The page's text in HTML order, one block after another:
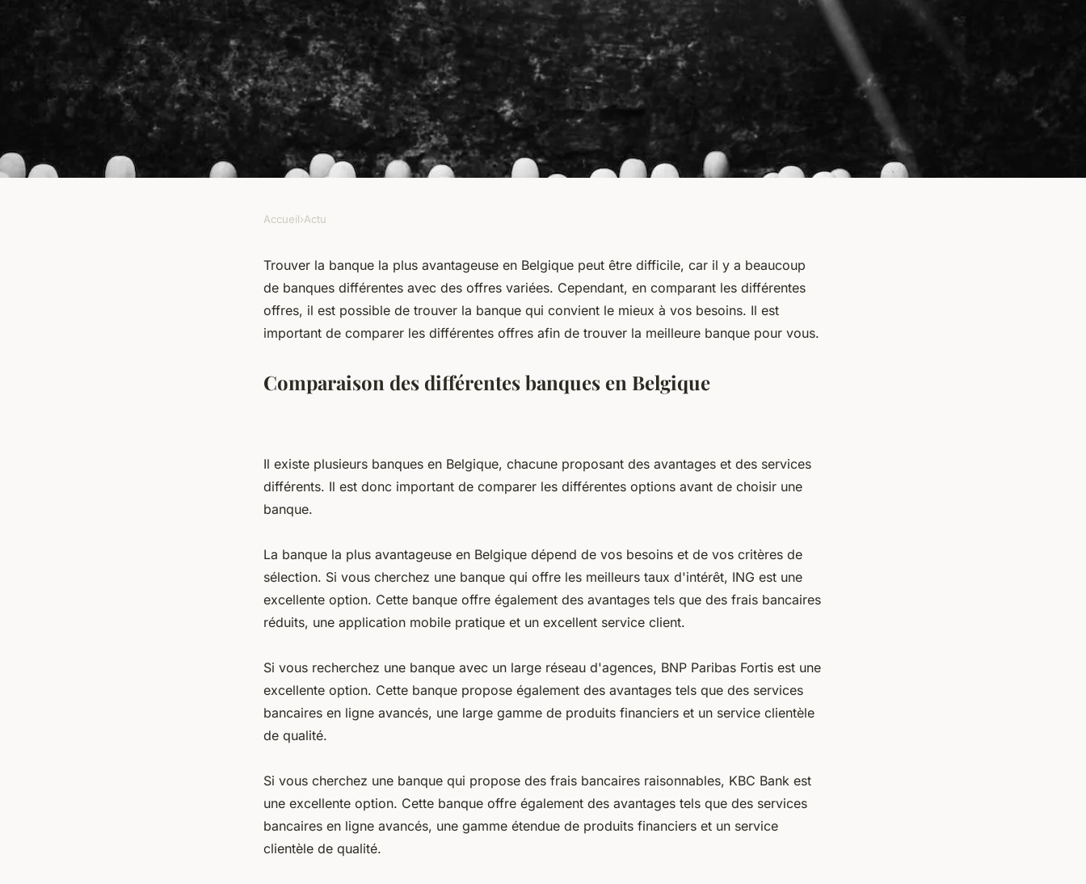
Quel est la banque la plus avantageuse
Accueil›Actu
Trouver la banque la plus avantageuse en Belgique peut être difficile, car il y a beaucoup
de banques différentes avec des offres variées. Cependant, en comparant les différentes
offres, il est possible de trouver la banque qui convient le mieux à vos besoins. Il est
important de comparer les différentes offres afin de trouver la meilleure banque pour vous.
Comparaison des différentes banques en Belgique
Il existe plusieurs banques en Belgique, chacune proposant des avantages et des services
différents. Il est donc important de comparer les différentes options avant de choisir une
banque.
La banque la plus avantageuse en Belgique dépend de vos besoins et de vos critères de
sélection. Si vous cherchez une banque qui offre les meilleurs taux d'intérêt, ING est une
excellente option. Cette banque offre également des avantages tels que des frais bancaires
réduits, une application mobile pratique et un excellent service client.
Si vous recherchez une banque avec un large réseau d'agences, BNP Paribas Fortis est une
excellente option. Cette banque propose également des avantages tels que des services
bancaires en ligne avancés, une large gamme de produits financiers et un service clientèle
de qualité.
Si vous cherchez une banque qui propose des frais bancaires raisonnables, KBC Bank est
une excellente option. Cette banque offre également des avantages tels que des services
bancaires en ligne avancés, une gamme étendue de produits financiers et un service
clientèle de qualité.